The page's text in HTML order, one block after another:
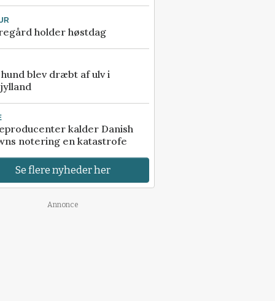
holder høstdag
blev dræbt af ulv i
kalder Danish
notering en katastrofe
Se flere nyheder her
Annonce